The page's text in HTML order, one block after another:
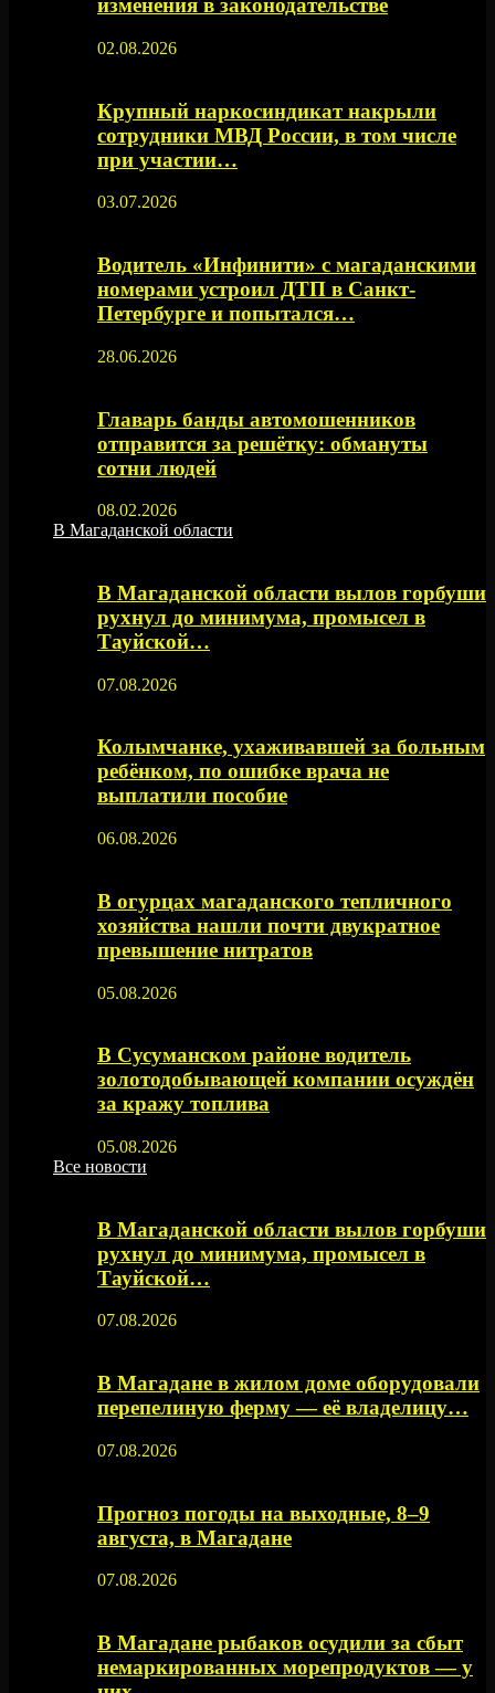
изменения в законодательстве
02.08.2026
Крупный наркосиндикат накрыли
сотрудники МВД России, в том числе
при участии…
03.07.2026
Водитель «Инфинити» с магаданскими
номерами устроил ДТП в Санкт-
Петербурге и попытался…
28.06.2026
Главарь банды автомошенников
отправится за решётку: обмануты
сотни людей
08.02.2026
В Магаданской области
В Магаданской области вылов горбуши
рухнул до минимума, промысел в
Тауйской…
07.08.2026
Колымчанке, ухаживавшей за больным
ребёнком, по ошибке врача не
выплатили пособие
06.08.2026
В огурцах магаданского тепличного
хозяйства нашли почти двукратное
превышение нитратов
05.08.2026
В Сусуманском районе водитель
золотодобывающей компании осуждён
за кражу топлива
05.08.2026
Все новости
В Магаданской области вылов горбуши
рухнул до минимума, промысел в
Тауйской…
07.08.2026
В Магадане в жилом доме оборудовали
перепелиную ферму — её владелицу…
07.08.2026
Прогноз погоды на выходные, 8–9
августа, в Магадане
07.08.2026
В Магадане рыбаков осудили за сбыт
немаркированных морепродуктов — у